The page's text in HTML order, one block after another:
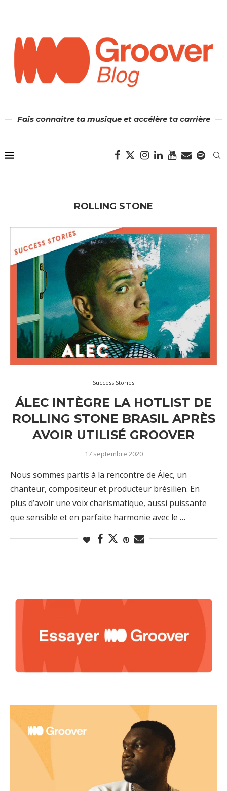
Fais connaître ta musique et accélère ta carrière
ROLLING STONE
Success Stories
ÁLEC INTÈGRE LA HOTLIST DE
ROLLING STONE BRASIL APRÈS
AVOIR UTILISÉ GROOVER
17 septembre 2020
Nous sommes partis à la rencontre de Álec, un
chanteur, compositeur et producteur brésilien. En
plus d’avoir une voix charismatique, aussi puissante
que sensible et en parfaite harmonie avec le …